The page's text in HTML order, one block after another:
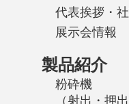
代表挨拶・
展示会情報
製品紹介
粉砕機
（射出・押